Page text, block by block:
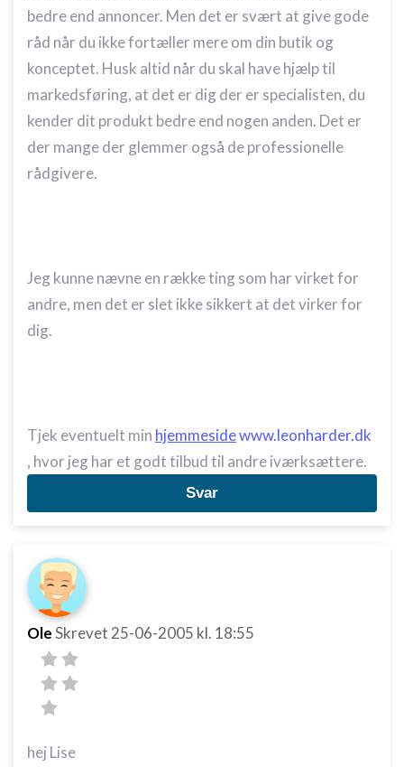
bedre end annoncer. Men det er svært at give gode
råd når du ikke fortæller mere om din butik og
konceptet. Husk altid når du skal have hjælp til
markedsføring, at det er dig der er specialisten, du
kender dit produkt bedre end nogen anden. Det er
der mange der glemmer også de professionelle
rådgivere.
Jeg kunne nævne en række ting som har virket for
andre, men det er slet ikke sikkert at det virker for
dig.
Tjek eventuelt min hjemmesidewww.leonharder.dk
, hvor jeg har et godt tilbud til andre iværksættere.
Svar
OleSkrevet 25-06-2005 kl. 18:55
hej Lise